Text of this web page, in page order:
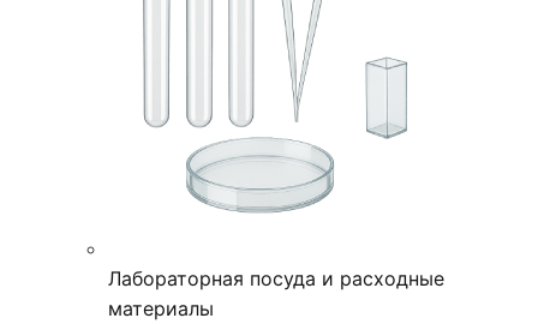
Лабораторная посуда и расходные
материалы